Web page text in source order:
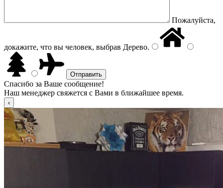
Пожалуйста,
докажите, что вы человек, выбрав Дерево.
Спасибо за Ваше сообщение!
Наш менеджер свяжется с Вами в ближайшее время.